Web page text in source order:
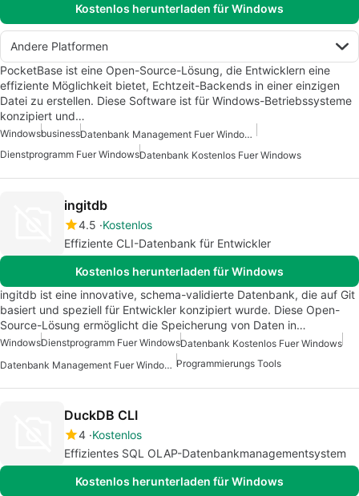
Kostenlos herunterladen für Windows
Andere Platformen
PocketBase ist eine Open-Source-Lösung, die Entwicklern eine
effiziente Möglichkeit bietet, Echtzeit-Backends in einer einzigen
Datei zu erstellen. Diese Software ist für Windows-Betriebssysteme
konzipiert und…
Windowsbusiness
Datenbank Management Fuer Windows
Dienstprogramm Fuer WindowsDatenbank Kostenlos Fuer Windows
ingitdb
4.5 Kostenlos
Effiziente CLI-Datenbank für Entwickler
Kostenlos herunterladen für Windows
ingitdb ist eine innovative, schema-validierte Datenbank, die auf Git
basiert und speziell für Entwickler konzipiert wurde. Diese Open-
Source-Lösung ermöglicht die Speicherung von Daten in…
WindowsDienstprogramm Fuer WindowsDatenbank Kostenlos Fuer Windows
Datenbank Management Fuer Windows Programmierungs Tools
DuckDB CLI
4 Kostenlos
Effizientes SQL OLAP-Datenbankmanagementsystem
Kostenlos herunterladen für Windows